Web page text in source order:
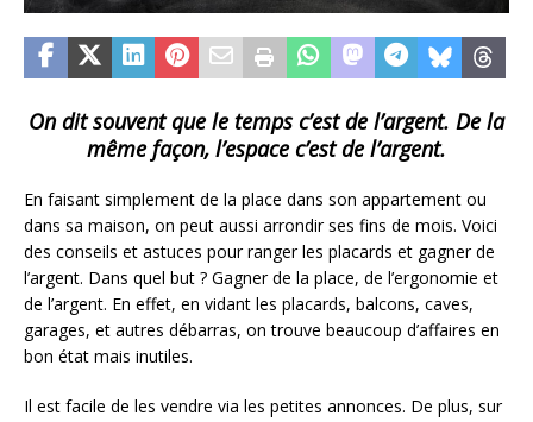
On dit souvent que le temps c’est de l’argent. De la
même façon, l’espace c’est de l’argent.
En faisant simplement de la place dans son appartement ou
dans sa maison, on peut aussi arrondir ses fins de mois. Voici
des conseils et astuces pour ranger les placards et gagner de
l’argent. Dans quel but ? Gagner de la place, de l’ergonomie et
de l’argent. En effet, en vidant les placards, balcons, caves,
garages, et autres débarras, on trouve beaucoup d’affaires en
bon état mais inutiles.
Il est facile de les vendre via les petites annonces. De plus, sur